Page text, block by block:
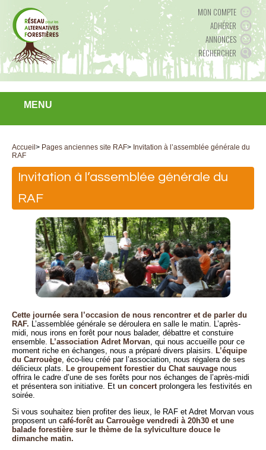
MON COMPTE
ADHÉRER
ANNONCES
RECHERCHER
MENU
Accueil > Pages anciennes site RAF> Invitation à l’assemblée générale du
RAF
Invitation à l’assemblée générale du
RAF
Cette journée sera l’occasion de nous rencontrer et de parler du
RAF. L’assemblée générale se déroulera en salle le matin. L’après-
midi, nous irons en forêt pour nous balader, débattre et constuire
ensemble. L’association Adret Morvan, qui nous accueille pour ce
moment riche en échanges, nous a préparé divers plaisirs. L’équipe
du Carrouège, éco-lieu créé par l’association, nous régalera de ses
délicieux plats. Le groupement forestier du Chat sauvage nous
offrira le cadre d’une de ses forêts pour nos échanges de l’après-midi
et présentera son initiative. Et un concertprolongera les festivités en
soirée.
Si vous souhaitez bien profiter des lieux, le RAF et Adret Morvan vous
proposent un café-forêt au Carrouège vendredi à 20h30 et une
balade forestière sur le thème de la sylviculture douce le
dimanche matin.